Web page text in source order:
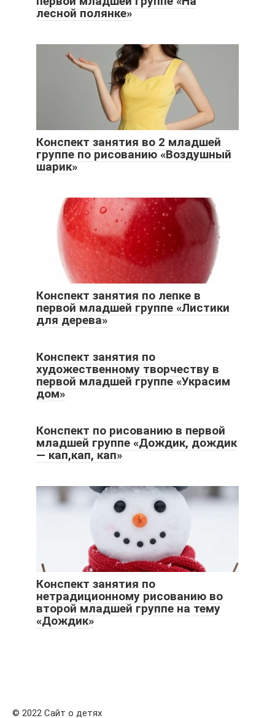
лесной полянке»
Конспект занятия во 2 младшей
группе по рисованию «Воздушный
шарик»
Конспект занятия по лепке в
первой младшей группе «Листики
для дерева»
Конспект занятия по
художественному творчеству в
первой младшей группе «Украсим
дом»
Конспект по рисованию в первой
младшей группе «Дождик, дождик
— кап,кап, кап»
Конспект занятия по
нетрадиционному рисованию во
второй младшей группе на тему
«Дождик»
© 2022 Сайт о детях